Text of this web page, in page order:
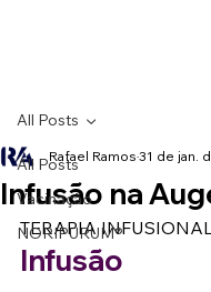
All Posts
Vacinação
NORIPURUM®
All Posts
Infusão na
Rafael Ramos 31 de jan.
TERAPIA
Infusão